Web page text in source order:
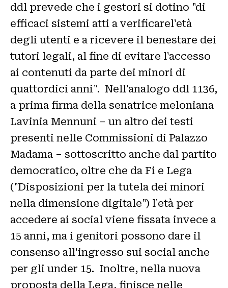
ddl prevede che i gestori si dotino "di
efficaci sistemi atti a verificarel'età
degli utenti e a ricevere il benestare dei
tutori legali, al fine di evitare l'accesso
ai contenuti da parte dei minori di
quattordici anni". Nell'analogo ddl 1136,
a prima firma della senatrice meloniana
Lavinia Mennuni – un altro dei testi
presenti nelle Commissioni di Palazzo
Madama – sottoscritto anche dal partito
democratico, oltre che da Fi e Lega
("Disposizioni per la tutela dei minori
nella dimensione digitale") l'età per
accedere ai social viene fissata invece a
15 anni, ma i genitori possono dare il
consenso all'ingresso sui social anche
per gli under 15. Inoltre, nella nuova
proposta della Lega, finisce nelle